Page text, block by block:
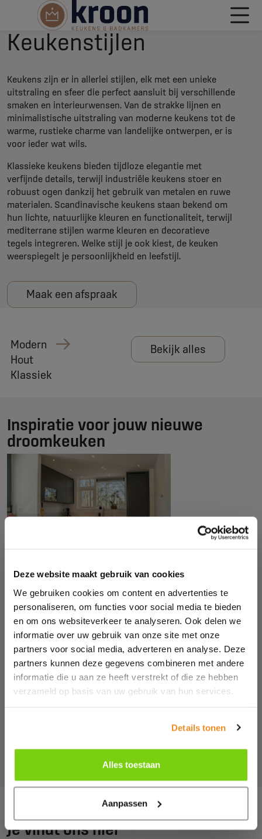
Deze website maakt gebruik van cookies
We gebruiken cookies om content en advertenties te
personaliseren, om functies voor social media te bieden
en om ons websiteverkeer te analyseren. Ook delen we
informatie over uw gebruik van onze site met onze
partners voor social media, adverteren en analyse. Deze
partners kunnen deze gegevens combineren met andere
informatie die u aan ze heeft verstrekt of die ze hebben
verzameld op basis van uw gebruik van hun services.
Details tonen
Alles toestaan
Aanpassen
Keukenstijlen
Keukens zijn er in allerlei stijlen, elk met een unieke
uitstraling en sfeer die perfect aansluit bij verschillende
smaken en interieurwensen. Van de strakke lijnen en
minimalistische uitstraling van moderne keukens tot de
warme, rustieke charme van landelijke ontwerpen, er is
voor ieder wat wils.
Klassieke keukens bieden tijdloze elegantie met
verfijnde details, terwijl industriële keukens stoer en
robuust ogen dankzij het gebruik van metalen en ruwe
materialen. Scandinavische keukens staan bekend om
hun lichte, natuurlijke kleuren en functionaliteit, terwijl
mediterrane stijlen warme kleuren en decoratieve
tegels integreren. Welke stijl je ook kiest, de keuken
weerspiegelt je persoonlijkheid en leefstijl.
Maak een afspraak
Modern
Hout
Klassiek
Bekijk alles
Inspiratie voor jouw nieuwe
droomkeuken
Unieke matgrijze keuken in U-vorm
Voor deze woning in Alkmaar realiseerden we een volledig
maatwerk keuken die allesbehalve standaard is. Door slim
om te gaan met de beschikbare ruimte ontwierpen we een
bijzondere U-opstelling met het gevoel van een kookeiland,
zonder dat daar eigenlijk plek voor was.
Lees meer Meer projecten
Je vindt ons hier